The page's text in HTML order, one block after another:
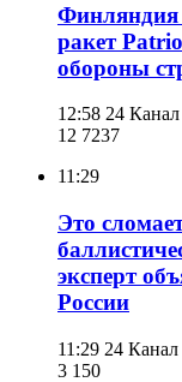
Финляндия
ракет
обороны
12:58 24 Канал
12 7237
11:29
Это
эксперт
России
11:29 24 Канал
3 150